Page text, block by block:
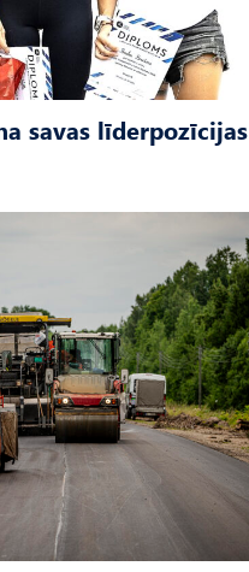
savas līderpozīcijas